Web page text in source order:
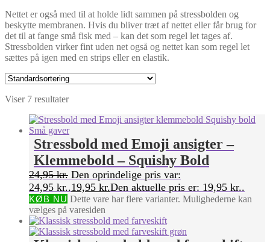
Nettet er også med til at holde lidt sammen på stressbolden og
beskytte membranen. Hvis du bliver træt af nettet eller får brug for
det til at fange små fisk med – kan det som regel let tages af.
Stressbolden virker fint uden net også og nettet kan som regel let
sættes på igen med en strips eller en elastik.
Viser 7 resultater
Stressbold med Emoji ansigter –
Klemmebold – Squishy Bold
24,95kr. Den oprindelige pris var:
24,95 kr..19,95 kr.Den aktuelle pris er: 19,95 kr..
KØB NU Dette vare har flere varianter. Mulighederne kan
vælges på varesiden